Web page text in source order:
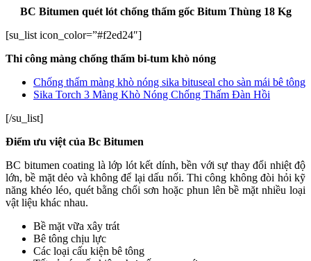
BC Bitumen quét lót chống thấm gốc Bitum Thùng 18 Kg
[su_list icon_color=”#f2ed24″]
Thi công màng chống thấm bi-tum khò nóng
Chống thấm màng khò nóng sika bituseal cho sàn mái bê tông
Sika Torch 3 Màng Khò Nóng Chống Thấm Đàn Hồi
[/su_list]
Điểm ưu việt của Bc Bitumen
BC bitumen coating là lớp lót kết dính, bền với sự thay đổi nhiệt độ
lớn, bề mặt dẻo và không để lại dấu nối. Thi công không đòi hỏi kỹ
năng khéo léo, quét bằng chổi sơn hoặc phun lên bề mặt nhiều loại
vật liệu khác nhau.
Bề mặt vữa xây trát
Bê tông chịu lực
Các loại cấu kiện bê tông